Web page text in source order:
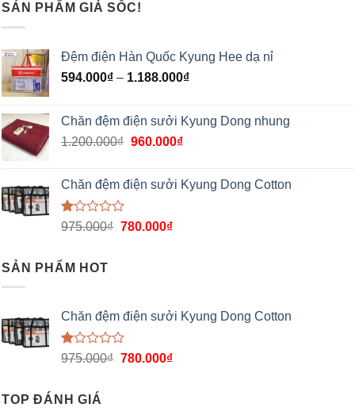
SẢN PHẨM GIÁ SỐC!
Đệm điện Hàn Quốc Kyung Hee dạ nỉ
594.000₫ – 1.188.000₫
Chăn đệm điện sưởi Kyung Dong nhung
1.200.000₫ 960.000₫
Chăn đệm điện sưởi Kyung Dong Cotton
Được
1.00
5
975.000₫ 780.000₫
SẢN PHẨM HOT
Chăn đệm điện sưởi Kyung Dong Cotton
Được
1.00
5
975.000₫ 780.000₫
TOP ĐÁNH GIÁ